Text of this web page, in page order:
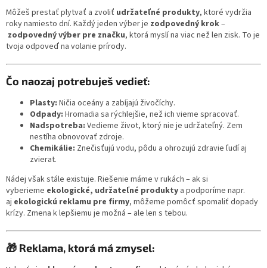
Môžeš prestať plytvať a zvoliť udržateľné produkty, ktoré vydržia
roky namiesto dní. Každý jeden výber je zodpovedný krok–
zodpovedný výber pre značku, ktorá myslí na viac než len zisk. To je
tvoja odpoveď na volanie prírody.
Čo naozaj potrebuješ vedieť:
Plasty: Ničia oceány a zabíjajú živočíchy.
Odpady: Hromadia sa rýchlejšie, než ich vieme spracovať.
Nadspotreba: Vedieme život, ktorý nie je udržateľný. Zem
nestíha obnovovať zdroje.
Chemikálie: Znečisťujú vodu, pôdu a ohrozujú zdravie ľudí aj
zvierat.
Nádej však stále existuje. Riešenie máme v rukách – ak si
vyberieme ekologické, udržateľné produkty a podporíme napr.
aj ekologickú reklamu pre firmy, môžeme pomôcť spomaliť dopady
krízy. Zmena k lepšiemu je možná – ale len s tebou.
🎁 Reklama, ktorá má zmysel: